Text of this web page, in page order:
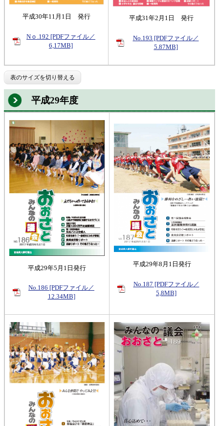
平成30年11月1日 発行
Nｏ.192 [PDFファイル／
6,17MB]
平成31年2月1日 発行
No.193 [PDFファイル／
5.87MB]
表のサイズを切り替える
平成29年度
平成29年5月1日発行
No.186 [PDFファイル／
12.34MB]
平成29年8月1日発行
No.187 [PDFファイル／
5,8MB]